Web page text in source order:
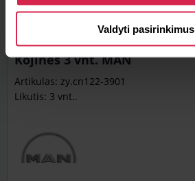
https://www.allaboutcookies.org/
Valdyti pasirinkimus
Kojinės 3 vnt. MAN
Artikulas: zy.cn122-3901
Likutis: 3 vnt..